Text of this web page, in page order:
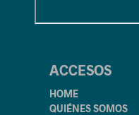
ACCESOS
HOME
QUIÉNES SOMOS